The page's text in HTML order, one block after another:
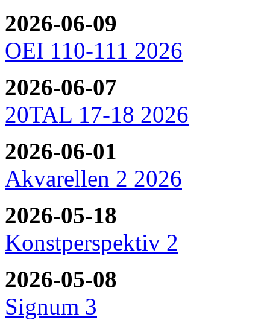
2026-06-09
OEI 110-111 2026
2026-06-07
20TAL 17-18 2026
2026-06-01
Akvarellen 2 2026
2026-05-18
Konstperspektiv 2
2026-05-08
Signum 3